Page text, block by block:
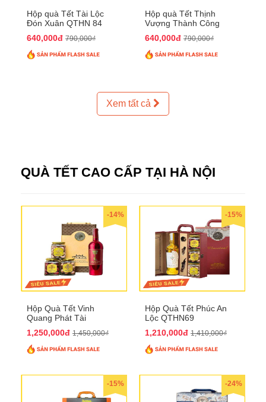
Hộp quà Tết Tài Lộc
Đón Xuân QTHN 84
640,000đ 790,000₫
Hộp quà Tết Thịnh
Vượng Thành Công
640,000đ 790,000₫
Xem tất cả
QUÀ TẾT CAO CẤP TẠI HÀ NỘI
-14%
Hộp Quà Tết Vinh
Quang Phát Tài
1,250,000đ 1,450,000₫
-15%
Hộp Quà Tết Phúc An
Lộc QTHN69
1,210,000đ 1,410,000₫
-15% -24%